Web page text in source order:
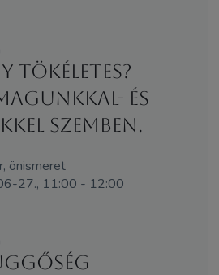
tökéletes?
és
szemben.
önismeret
27., 11:00 - 12:00